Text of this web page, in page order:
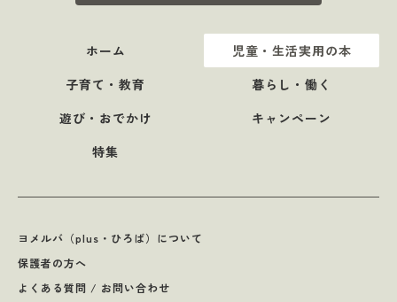
ホーム
児童・生活実用の本
子育て・教育
暮らし・働く
遊び・おでかけ
キャンペーン
特集
ヨメルバ（plus・ひろば）について
保護者の方へ
よくある質問 / お問い合わせ